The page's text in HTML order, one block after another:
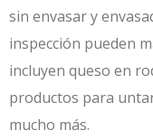
sin envasar y
inspección pueden
incluyen queso en
productos para
mucho más.